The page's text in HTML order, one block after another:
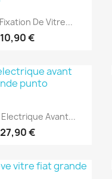
rapide
De Vitre...
10,90 €
rapideAvant...
27,90 €